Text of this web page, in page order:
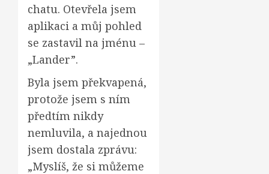
chatu. Otevřela jsem
aplikaci a můj pohled
se zastavil na jménu –
„Lander”.
Byla jsem překvapená,
protože jsem s ním
předtím nikdy
nemluvila, a najednou
jsem dostala zprávu:
„Myslíš, že si můžeme